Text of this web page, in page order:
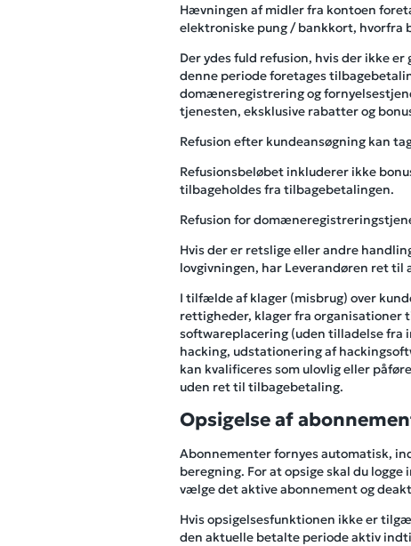
Hævningen af ​​midler fra kontoen
elektroniske pung / bankkort, hvorfra
Der ydes fuld refusion, hvis der ikke
denne periode foretages
domæneregistrering og
tjenesten, eksklusive rabatter og
Refusion efter kundeansøgning kan
Refusionsbeløbet inkluderer ikke
tilbageholdes fra tilbagebetalingen.
Refusion for
Hvis der er retslige eller andre
lovgivningen, har Leverandøren ret
I tilfælde af klager (misbrug) over
rettigheder, klager fra organisationer
softwareplacering (uden tilladelse fra
hacking, udstationering af
kan kvalificeres som ulovlig eller
uden ret til tilbagebetaling.
Opsigelse af
Abonnementer fornyes automatisk,
beregning. For at opsige skal du
vælge det aktive abonnement og
Hvis opsigelsesfunktionen ikke er
den aktuelle betalte periode aktiv